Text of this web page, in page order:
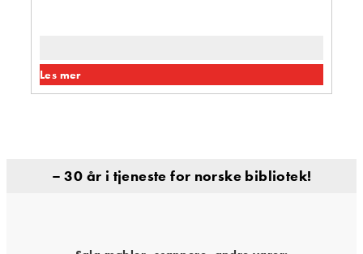
Les mer
– 30 år i tjeneste for norske bibliotek!